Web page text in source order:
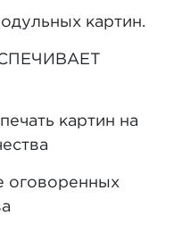
картин.
картин на
оговоренных